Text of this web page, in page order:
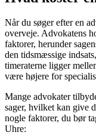
Når du søger efter en
overveje. Advokatens
faktorer, herunder
den tidsmæssige
timeraterne ligger
være højere for
Mange advokater
sager, hvilket kan give
nogle faktorer, du bør
Uhre: